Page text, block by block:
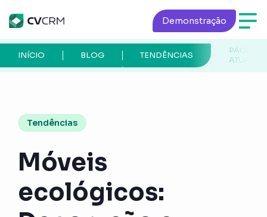
Demonstração
PÁGINA
ATUAL
TENDÊNCIAS
BLOG
INÍCIO
Tendências
Móveis
ecológicos: